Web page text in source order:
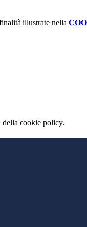
illustrate nella
della cookie policy.